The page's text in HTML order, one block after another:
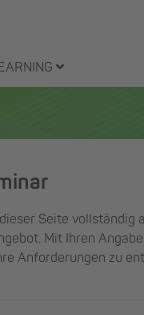
Seite vollständig
Mit Ihren
Anforderungen zu